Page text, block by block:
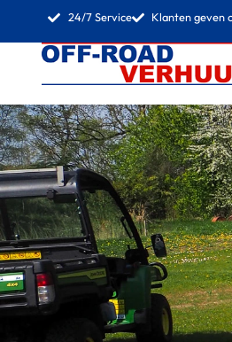
24/7 Service Klanten geven